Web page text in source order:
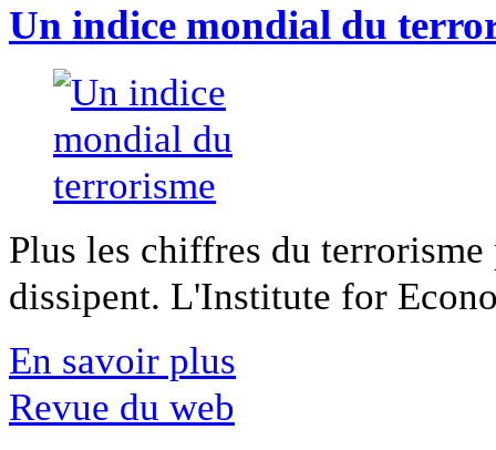
Un indice mondial du
Plus les chiffres du
dissipent. L'Institute for
En savoir plus
Revue du web